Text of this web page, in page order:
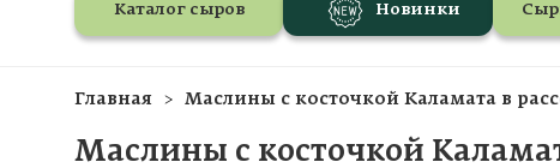
Каталог сыров Новинки
Главная Маслины с косточкой Каламата в
Маслины с косточкой